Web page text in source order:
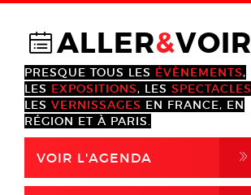
@ALLER&VOIR
PRESQUE TOUS LES ÉVÈNEMENTS,
LES EXPOSITIONS, LES SPECTACLES
LES VERNISSAGES EN FRANCE, EN
RÉGION ET À PARIS.
VOIR L'AGENDA ,